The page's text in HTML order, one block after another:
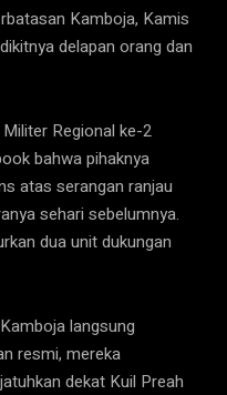
Kamboja, Kamis
delapan orang dan
Regional ke-2
bahwa pihaknya
atas serangan ranjau
sehari sebelumnya.
dua unit dukungan
langsung
resmi, mereka
dekat Kuil Preah